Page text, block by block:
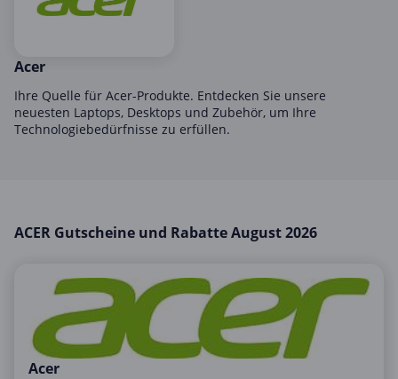
Essen & Trinken
Foto, Druck & Büro
Gaming & Spielzeug
Mode & Accessoires
Sonstiges
Sport & Freizeit
Urlaub & Reise
Acer
Ihre Quelle für Acer-Produkte. Entdecken Sie unsere
neuesten Laptops, Desktops und Zubehör, um Ihre
Technologiebedürfnisse zu erfüllen.
ACER Gutscheine und Rabatte August 2026
Acer